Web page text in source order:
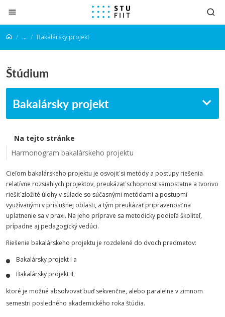
Prejsť na obsah
... Bakalársky projekt
Štúdium
Bakalársky projekt
Na tejto stránke
Harmonogram bakalárskeho projektu
Cieľom bakalárskeho projektu je osvojiť si metódy a postupy riešenia
relatívne rozsiahlych projektov, preukázať schopnosť samostatne a tvorivo
riešiť zložité úlohy v súlade so súčasnými metódami a postupmi
využívanými v príslušnej oblasti, a tým preukázať pripravenosť na
uplatnenie sa v praxi. Na jeho príprave sa metodicky podieľa školiteľ,
prípadne aj pedagogický vedúci.
Riešenie bakalárskeho projektu je rozdelené do dvoch predmetov:
Bakalársky projekt I a
Bakalársky projekt II,
ktoré je možné absolvovať buď sekvenčne, alebo paralelne v zimnom
semestri posledného akademického roka štúdia.